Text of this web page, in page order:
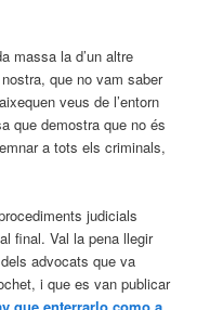
massa la d’un altre
que no vam saber
veus de l’entorn
que demostra que no és
a tots els criminals,
judicials
final. Val la pena llegir
advocats que va
i que es van publicar